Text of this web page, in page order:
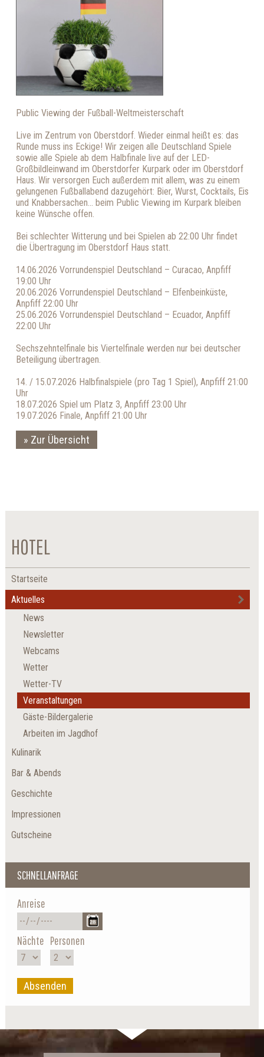
Public Viewing der Fußball-Weltmeisterschaft
Live im Zentrum von Oberstdorf. Wieder einmal heißt es: das
Runde muss ins Eckige! Wir zeigen alle Deutschland Spiele
sowie alle Spiele ab dem Halbfinale live auf der LED-
Großbildleinwand im Oberstdorfer Kurpark oder im Oberstdorf
Haus. Wir versorgen Euch außerdem mit allem, was zu einem
gelungenen Fußballabend dazugehört: Bier, Wurst, Cocktails, Eis
und Knabbersachen... beim Public Viewing im Kurpark bleiben
keine Wünsche offen.
Bei schlechter Witterung und bei Spielen ab 22:00 Uhr findet
die Übertragung im Oberstdorf Haus statt.
14.06.2026 Vorrundenspiel Deutschland – Curacao, Anpfiff
19:00 Uhr
20.06.2026 Vorrundenspiel Deutschland – Elfenbeinküste,
Anpfiff 22:00 Uhr
25.06.2026 Vorrundenspiel Deutschland – Ecuador, Anpfiff
22:00 Uhr
Sechszehntelfinale bis Viertelfinale werden nur bei deutscher
Beteiligung übertragen.
14. / 15.07.2026 Halbfinalspiele (pro Tag 1 Spiel), Anpfiff 21:00
Uhr
18.07.2026 Spiel um Platz 3, Anpfiff 23:00 Uhr
19.07.2026 Finale, Anpfiff 21:00 Uhr
Zur Übersicht
HOTEL
Startseite
Aktuelles
News
Newsletter
Webcams
Wetter
Wetter-TV
Veranstaltungen
Gäste-Bildergalerie
Arbeiten im Jagdhof
Kulinarik
Bar & Abends
Geschichte
Impressionen
Gutscheine
SCHNELLANFRAGE
Anreise
Nächte Personen
Absenden